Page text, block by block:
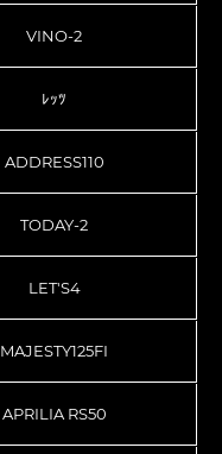
VINO-2
ﾚｯﾂ
ADDRESS110
TODAY-2
LET'S4
MAJESTY125FI
APRILIA RS50